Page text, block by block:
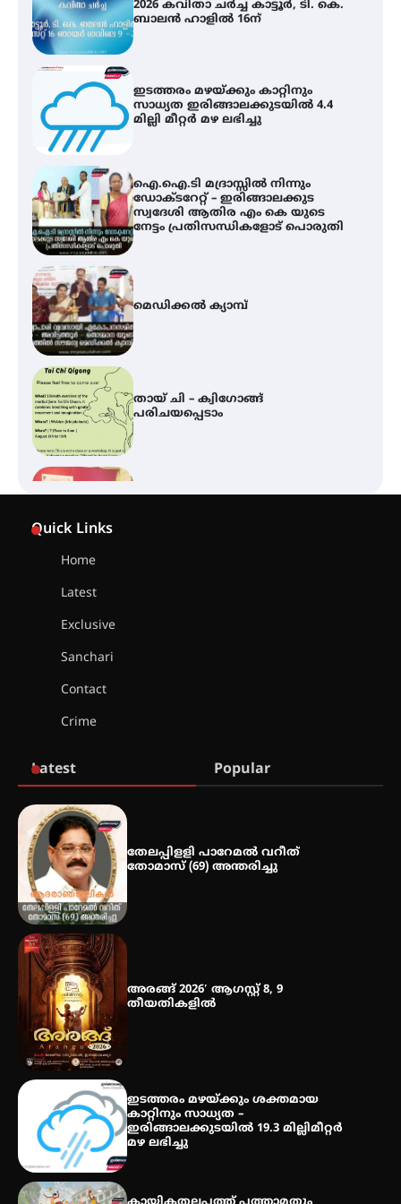
ഇടത്തരം മഴയ്ക്കും കാറ്റിനും
സാധ്യത ഇരിങ്ങാലക്കുടയിൽ 4.4
മില്ലി മീറ്റർ മഴ ലഭിച്ചു
ഐ.ഐ.ടി മദ്രാസ്സിൽ നിന്നും
ഡോക്ടറേറ്റ് – ഇരിങ്ങാലക്കുട
സ്വദേശി ആതിര എം കെ യുടെ
മെഡിക്കൽ ക്യാമ്പ്
തായ് ചി – ക്വിഗോങ്ങ്
പരിചയപ്പെടാം
കോമേഴ്സ് എക്സ്പോയുമായി
എസ് എൻ ഹയർ സെക്കൻഡറി
വിദ്യാർത്ഥികൾ
Quick Links
Home
Latest
Exclusive
Sanchari
Contact
Crime
Latest Popular
തേലപ്പിളളി പാറേമൽ വറീത്
തോമാസ് (69) അന്തരിച്ചു
അരങ്ങ് 2026′ ആഗസ്റ്റ് 8, 9
തീയതികളിൽ
ഇടത്തരം മഴയ്ക്കും ശക്തമായ
കാറ്റിനും സാധ്യത –
ഇരിങ്ങാലക്കുടയിൽ 19.3 മില്ലിമീറ്റർ
മഴ ലഭിച്ചു